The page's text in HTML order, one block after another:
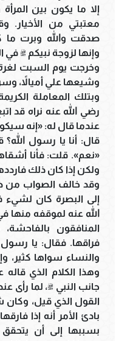
إلا ما يكون بين
معتبتي من الأخيار.
صدقت والله وبرت ما
وإنها لزوجة نبيكم ﷺ في
وخرجت يوم السبت
وشيعها علي أميالاً،
وبتلك المعاملة
رضي الله عنه نراه قد
عندما قال له: «إنه
قال: أنا يا رسول
«نعم». قلت: فأنا
ولكن إذا كان ذلك
وقد خالف الصواب من
إلى البصرة كان
الله عنه لموقفه منها
المنافقون
فراقها. فقال: يا رسول
والنساء سواها كثير،
وهذا الكلام الذي قاله
جانب النبي ﷺ، لما رأى
القول الذي قيل، وكان
بادئ الأمر أنه إذا
بسببها إلى أن يتحقق